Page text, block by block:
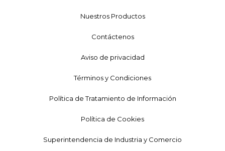
Nuestros Productos
Contáctenos
Aviso de privacidad
Términos y Condiciones
Política de Tratamiento de Información
Política de Cookies
Superintendencia de Industria y Comercio